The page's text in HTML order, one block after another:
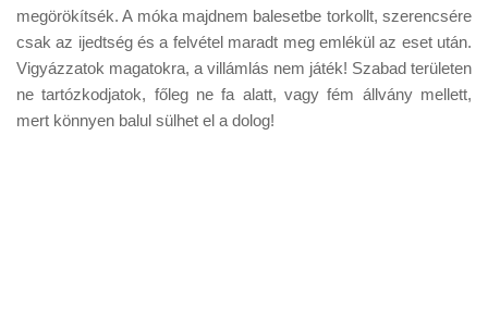
Tanácsok
Érdekességek
Helyszíni Riport
megörökítsék. A móka majdnem balesetbe torkollt, szerencsére
csak az ijedtség és a felvétel maradt meg emlékül az eset után.
Vigyázzatok magatokra, a villámlás nem játék! Szabad területen
ne tartózkodjatok, főleg ne fa alatt, vagy fém állvány mellett,
mert könnyen balul sülhet el a dolog!